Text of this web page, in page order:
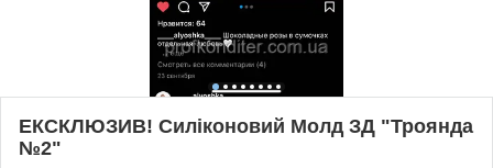
ЕКСКЛЮЗИВ! Силіконовий Молд ЗД "Троянда
№2"